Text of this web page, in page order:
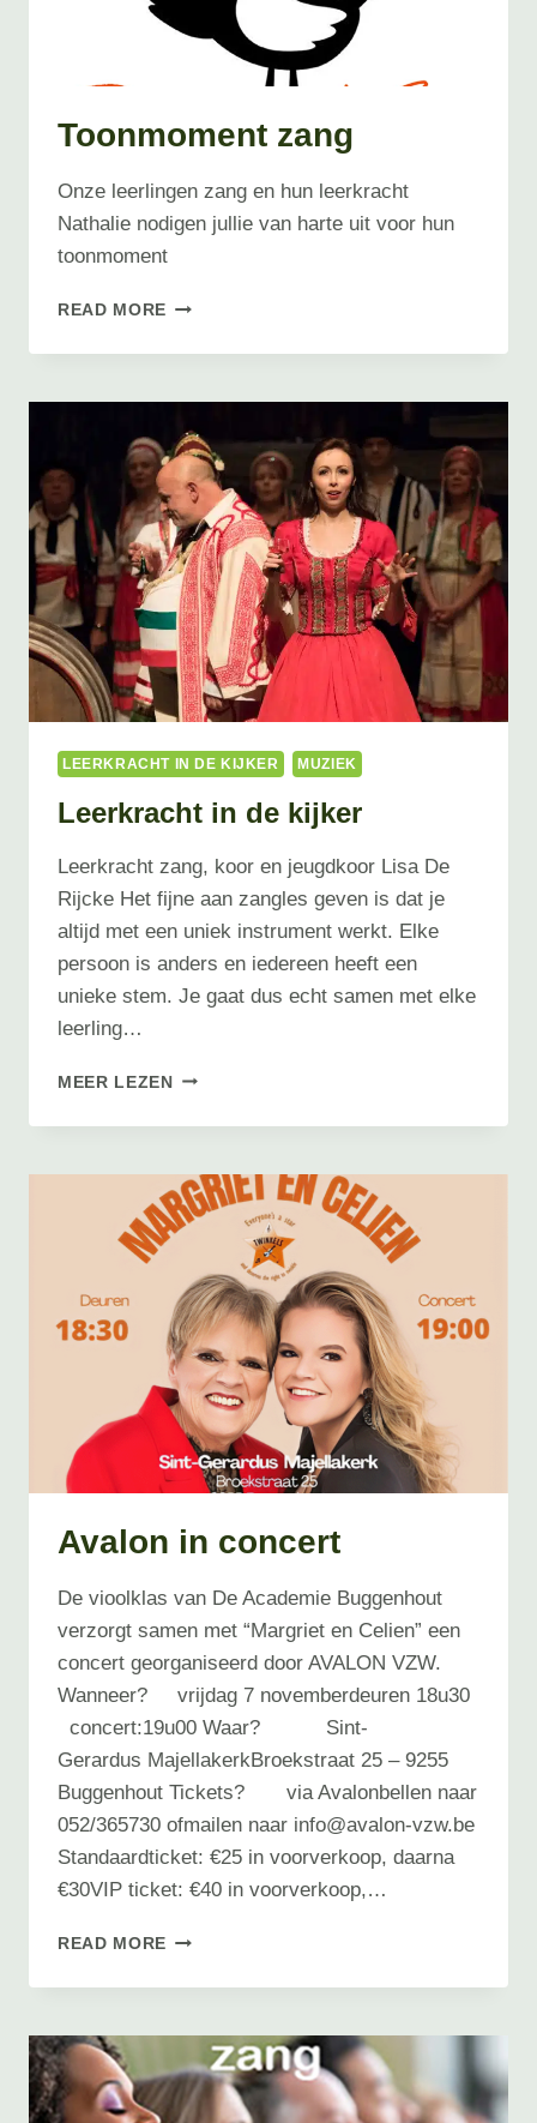
Toonmoment zang
Onze leerlingen zang en hun leerkracht
Nathalie nodigen jullie van harte uit voor hun
toonmoment
READ MORE TOONMOMENT
LEERKRACHT IN DE KIJKER MUZIEK
Leerkracht in de kijker
Leerkracht zang, koor en jeugdkoor Lisa De
Rijcke Het fijne aan zangles geven is dat je
altijd met een uniek instrument werkt. Elke
persoon is anders en iedereen heeft een
unieke stem. Je gaat dus echt samen met elke
leerling…
MEER LEZENLEERKRACHT
DE
Avalon in concert
De vioolklas van De Academie Buggenhout
verzorgt samen met “Margriet en Celien” een
concert georganiseerd door AVALON VZW.
Wanneer? vrijdag 7 novemberdeuren 18u30
concert:19u00 Waar? Sint-
Gerardus MajellakerkBroekstraat 25 – 9255
Buggenhout Tickets? via Avalonbellen naar
052/365730 ofmailen naar info@avalon-vzw.be
Standaardticket: €25 in voorverkoop, daarna
€30VIP ticket: €40 in voorverkoop,…
READ MORE AVALON
CONCERT